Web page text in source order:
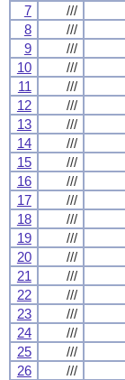
7
///
8
///
9
///
10
///
11
///
12
///
13
///
14
///
15
///
16
///
17
///
18
///
19
///
20
///
21
///
22
///
23
///
24
///
25
///
26
///